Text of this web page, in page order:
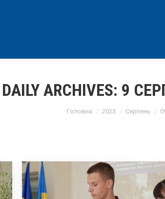
DAILY ARCHIVES: 9
Головна 2023 Серпень